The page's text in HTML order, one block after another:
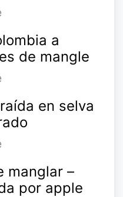
a
de mangle
en selva
manglar –
por apple